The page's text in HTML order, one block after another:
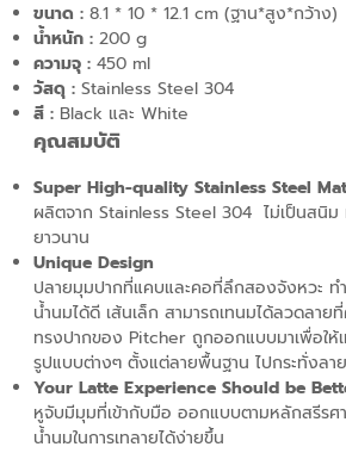
ขนาด : 8.1 * 10 * 12.1 cm (ฐาน*สูง*กว้าง)
น้ำหนัก : 200 g
ความจุ : 450 ml
วัสดุ : Stainless Steel 304
สี : Black และ White
คุณสมบัติ
Super High-quality Stainless Steel
ผลิตจาก Stainless Steel 304 ไม่เป็นสนิม
ยาวนาน
Unique Design
ปลายมุมปากที่แคบและคอที่ลึกสองจังหวะ ท
น้ำนมได้ดี เส้นเล็ก สามารถเทนมได้ลวดลาย
ทรงปากของ Pitcher ถูกออกแบบมาเพื่อให้เ
รูปแบบต่างๆ ตั้งแต่ลายพื้นฐาน ไปกระทั่งลา
Your Latte Experience Should be
หูจับมีมุมที่เข้ากับมือ ออกแบบตามหลักสรีรศ
น้ำนมในการเทลายได้ง่ายขึ้น